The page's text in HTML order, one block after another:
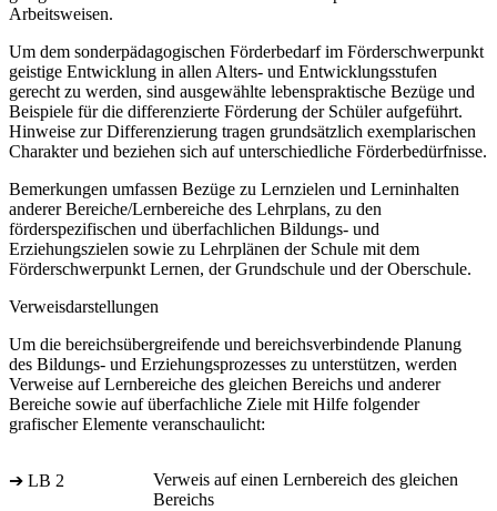
Arbeitsweisen.
Um dem sonderpädagogischen Förderbedarf im Förderschwerpunkt
geistige Entwicklung in allen Alters- und Entwicklungsstufen
gerecht zu werden, sind ausgewählte lebenspraktische Bezüge und
Beispiele für die differenzierte Förderung der Schüler aufgeführt.
Hinweise zur Differenzierung tragen grundsätzlich exemplarischen
Charakter und beziehen sich auf unterschiedliche Förderbedürfnisse.
Bemerkungen umfassen Bezüge zu Lernzielen und Lerninhalten
anderer Bereiche/Lernbereiche des Lehrplans, zu den
förderspezifischen und überfachlichen Bildungs- und
Erziehungszielen sowie zu Lehrplänen der Schule mit dem
Förderschwerpunkt Lernen, der Grundschule und der Oberschule.
Verweisdarstellungen
Um die bereichsübergreifende und bereichsverbindende Planung
des Bildungs- und Erziehungsprozesses zu unterstützen, werden
Verweise auf Lernbereiche des gleichen Bereichs und anderer
Bereiche sowie auf überfachliche Ziele mit Hilfe folgender
grafischer Elemente veranschaulicht:
➔ LB 2
Verweis auf einen Lernbereich des gleichen
Bereichs